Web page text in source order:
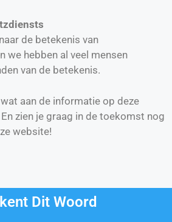
de betekenis van
we hebben al veel mensen
van de betekenis.
aan de informatie op deze
zien je graag in de toekomst nog
website!
Dit Woord